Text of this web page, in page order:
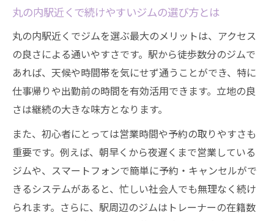
初心者が仕事終わりに始めるジム通いのコ
ツ
ジム通いを継続するためのタイムマネジメ
ント
プライベート空間でリフレッシュする方法
丸の内駅近くで続けやすいジムの選び方とは
丸の内駅近くでジムを選ぶ最大のメリットは、アクセス
の良さによる通いやすさです。駅から徒歩数分のジムで
あれば、天候や時間帯を気にせず通うことができ、特に
仕事帰りや出勤前の時間を有効活用できます。立地の良
さは継続の大きな味方となります。
また、初心者にとっては営業時間や予約の取りやすさも
重要です。例えば、朝早くから夜遅くまで営業している
ジムや、スマートフォンで簡単に予約・キャンセルがで
きるシステムがあると、忙しい社会人でも無理なく続け
られます。さらに、駅周辺のジムはトレーナーの在籍数